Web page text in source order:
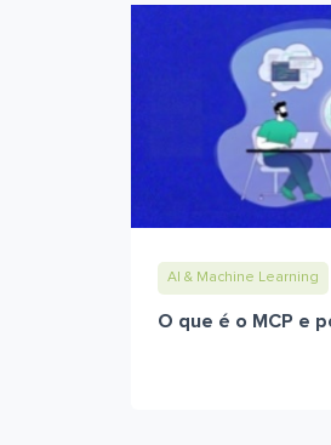
AI & Machine Learning
O que é o MCP e